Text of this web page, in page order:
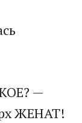
—
ЖЕНАТ!